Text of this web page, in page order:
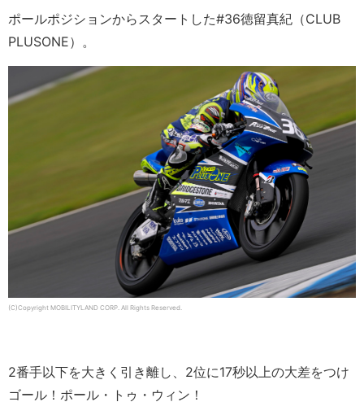
ポールポジションからスタートした#36徳留真紀（CLUB
PLUSONE）。
(C)Copyright MOBILITYLAND CORP. All Rights Reserved.
2番手以下を大きく引き離し、2位に17秒以上の大差をつけ
ゴール！ポール・トゥ・ウィン！